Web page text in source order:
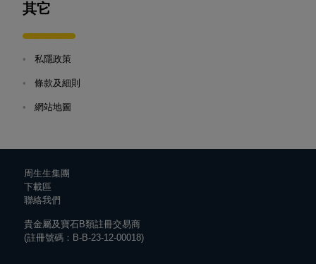
其它
• 私隱政策
• 條款及細則
• 網站地圖
周生生集團
下載區
聯絡我們
貴金屬及寶石B類註冊交易商
(註冊號碼：B-B-23-12-00018)